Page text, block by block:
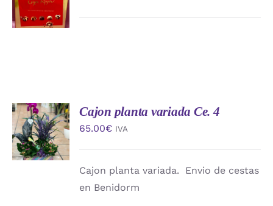
CARRITO
/
DETALLES
AÑADIR
AL
CARRITO
/
DETALLES
Cajon planta variada Ce. 4
65.00€ IVA
Cajon planta variada. Envio de cestas
en Benidorm